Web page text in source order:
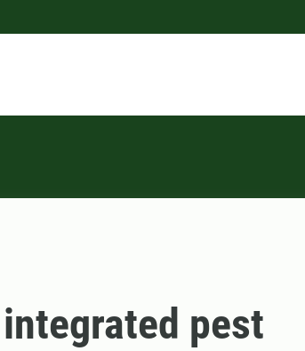
pest